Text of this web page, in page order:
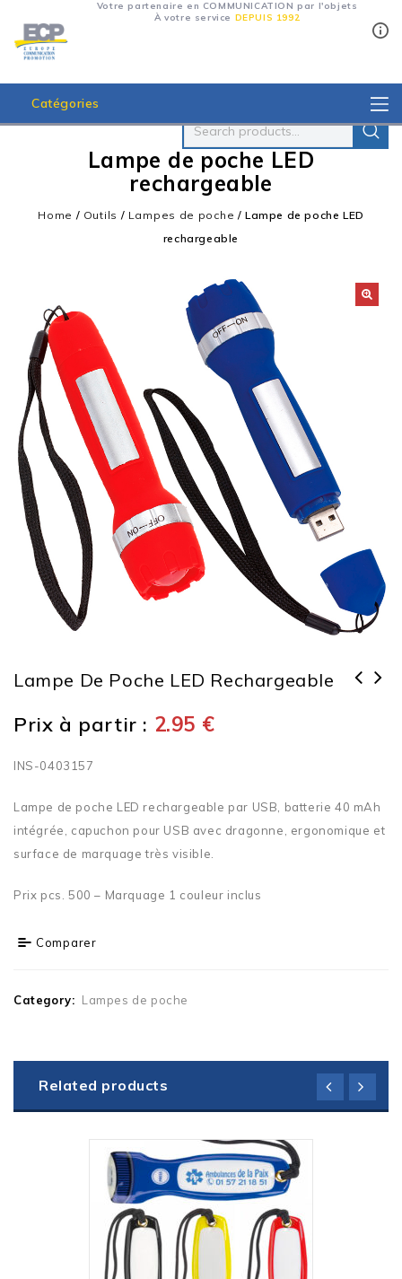
Votre partenaire en COMMUNICATION par l'objets
À votre service DEPUIS 1992
Catégories
Lampe de poche LED
rechargeable
Home / Outils / Lampes de poche /Lampe de poche LED
rechargeable
Lampe De Poche LED Rechargeable
Prix à partir : 2.95 €
INS-0403157
Lampe de poche LED rechargeable par USB, batterie 40 mAh
intégrée, capuchon pour USB avec dragonne, ergonomique et
surface de marquage très visible.
Prix pcs. 500 – Marquage 1 couleur inclus
Comparer
Category: Lampes de poche
Related products